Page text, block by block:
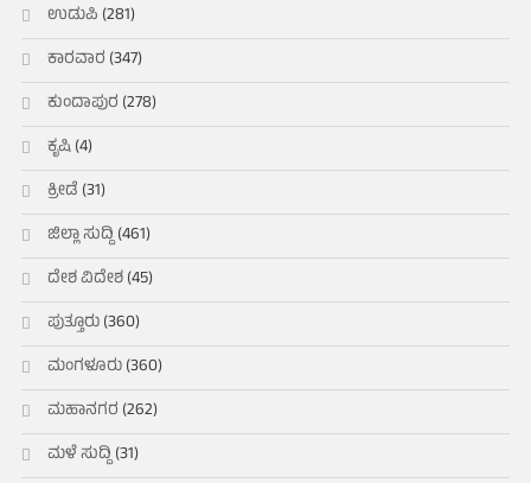
ಉಡುಪಿ (281)
ಕಾರವಾರ (347)
ಕುಂದಾಪುರ (278)
ಕೃಷಿ(4)
ಕ್ರೀಡೆ (31)
ಜಿಲ್ಲಾ ಸುದ್ದಿ(461)
ದೇಶ ವಿದೇಶ(45)
ಪುತ್ತೂರು(360)
ಮಂಗಳೂರು(360)
ಮಹಾನಗರ (262)
ಮಳೆ ಸುದ್ದಿ(31)